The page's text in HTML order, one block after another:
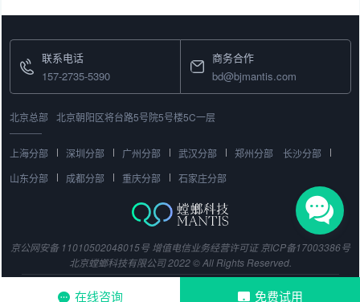
在线咨询 免费试用
联系电话
157-2735-5390
商务合作
bd@bjmantis.com
北京总部 北京朝阳区将台路5号院5号楼5C一层
上海分部 深圳分部 广州分部 武汉分部 郑州分部
长沙分部
山东分部
成都分部 重庆分部 石家庄分部
京公网安备 11010502048015号 增值电信业务经营许可证 京ICP备17003386号
北京螳螂科技有限公司 2022 © All Rights Reserved.